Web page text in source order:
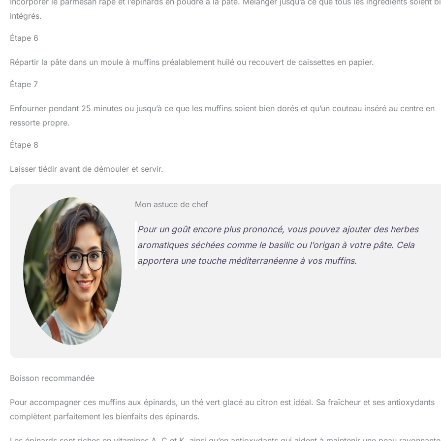
intégrés.
Étape 6
Répartir la pâte dans un moule à muffins préalablement huilé ou recouvert de caissettes en papier.
Étape 7
Enfourner pendant 25 minutes ou jusqu’à ce que les muffins soient bien dorés et qu’un couteau inséré au centre en
ressorte propre.
Étape 8
Laisser tiédir avant de démouler et servir.
Mon astuce de chef
Pour un goût encore plus prononcé, vous pouvez ajouter des herbes
aromatiques séchées comme le basilic ou l’origan à votre pâte. Cela
apportera une touche méditerranéenne à vos muffins.
Boisson recommandée
Pour accompagner ces muffins aux épinards, un thé vert glacé au citron est idéal. Sa fraîcheur et ses antioxydants
complètent parfaitement les bienfaits des épinards.